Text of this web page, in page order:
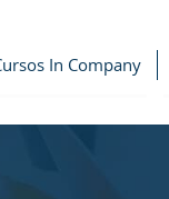
In Company